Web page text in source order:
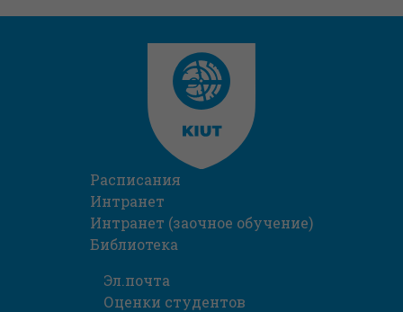
Расписания
Интранет
Интранет (заочное обучение)
Библиотека
Эл.почта
Оценки студентов